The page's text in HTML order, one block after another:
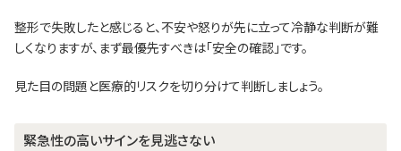
整形で失敗したと感じると、不安や怒りが先に立って冷静な判断が難
しくなりますが、まず最優先すべきは「安全の確認」です。
見た目の問題と医療的リスクを切り分けて判断しましょう。
緊急性の高いサインを見逃さない